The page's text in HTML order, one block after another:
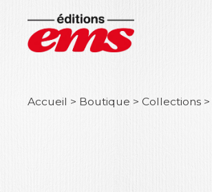
Accueil > Boutique > Collections >